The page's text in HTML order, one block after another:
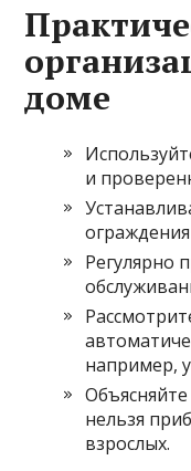
доме
и
Регулярно
например,
нельзя
взрослых.